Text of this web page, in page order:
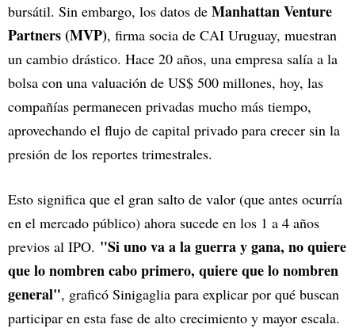
bursátil. Sin embargo, los datos de Manhattan Venture
Partners (MVP), firma socia de CAI Uruguay, muestran
un cambio drástico. Hace 20 años, una empresa salía a la
bolsa con una valuación de US$ 500 millones, hoy, las
compañías permanecen privadas mucho más tiempo,
aprovechando el flujo de capital privado para crecer sin la
presión de los reportes trimestrales.
Esto significa que el gran salto de valor (que antes ocurría
en el mercado público) ahora sucede en los 1 a 4 años
previos al IPO. "Si uno va a la guerra y gana, no quiere
que lo nombren cabo primero, quiere que lo nombren
general", graficó Sinigaglia para explicar por qué buscan
participar en esta fase de alto crecimiento y mayor escala.